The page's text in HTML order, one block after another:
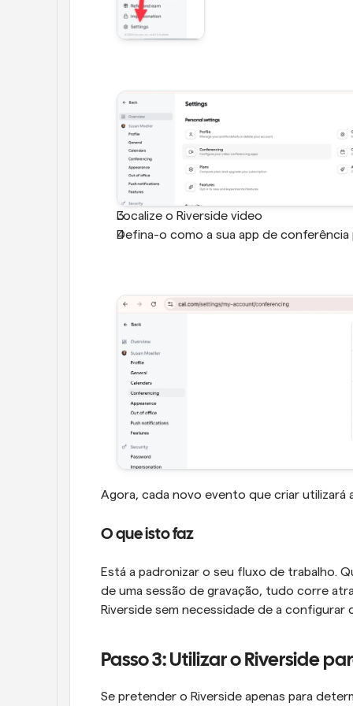
Localize o Riverside video
Defina-o como a sua app de
Agora, cada novo evento que criar utilizará
O que isto faz
Está a padronizar o seu fluxo de trabalho.
de uma sessão de gravação, tudo corre
Riverside sem necessidade de a configurar
Passo 3: Utilizar o Riverside
Se pretender o Riverside apenas para